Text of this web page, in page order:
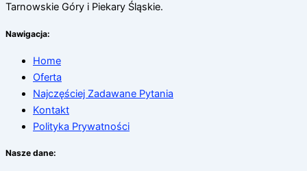
Tarnowskie Góry i Piekary Śląskie.
Nawigacja:
Home
Oferta
Najczęściej Zadawane Pytania
Kontakt
Polityka Prywatności
Nasze dane: